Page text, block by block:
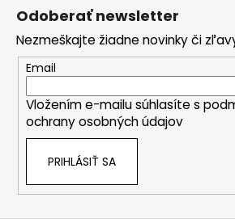
v
ý
p
i
s
Odoberať newsletter
Nezmeškajte žiadne novinky či
Email
Vložením e-mailu súhlasíte s
ochrany osobných údajov
PRIHLÁSIŤ SA